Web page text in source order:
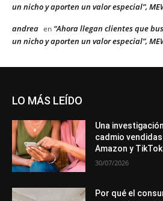
un nicho y aporten un valor especial”,
andrea en “Ahora llegan clientes que
un nicho y aporten un valor especial”,
LO MÁS LEÍDO
Una
cadmio
Amazon y
30/07/2026
Por qué el